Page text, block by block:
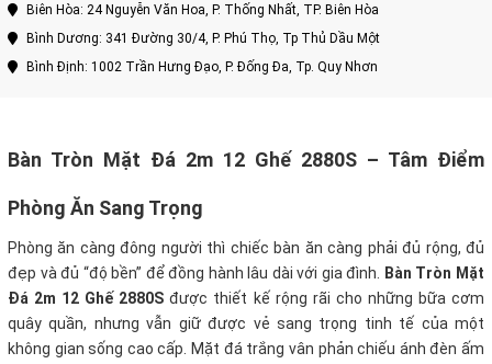
Biên Hòa: 24 Nguyễn Văn Hoa, P. Thống Nhất, TP. Biên Hòa
Bình Dương: 341 Đường 30/4, P. Phú Thọ, Tp Thủ Dầu Một
Bình Định: 1002 Trần Hưng Đạo, P. Đống Đa, Tp. Quy Nhơn
Bàn Tròn Mặt Đá 2m 12 Ghế 2880S – Tâm Điểm
Phòng Ăn Sang Trọng
Phòng ăn càng đông người thì chiếc bàn ăn càng phải đủ rộng, đủ
đẹp và đủ “độ bền” để đồng hành lâu dài với gia đình. Bàn Tròn Mặt
Đá 2m 12 Ghế 2880S được thiết kế rộng rãi cho những bữa cơm
quây quần, nhưng vẫn giữ được vẻ sang trọng tinh tế của một
không gian sống cao cấp. Mặt đá trắng vân phản chiếu ánh đèn ấm